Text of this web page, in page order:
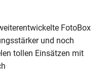
FotoBox
und noch
tollen Einsätzen mit